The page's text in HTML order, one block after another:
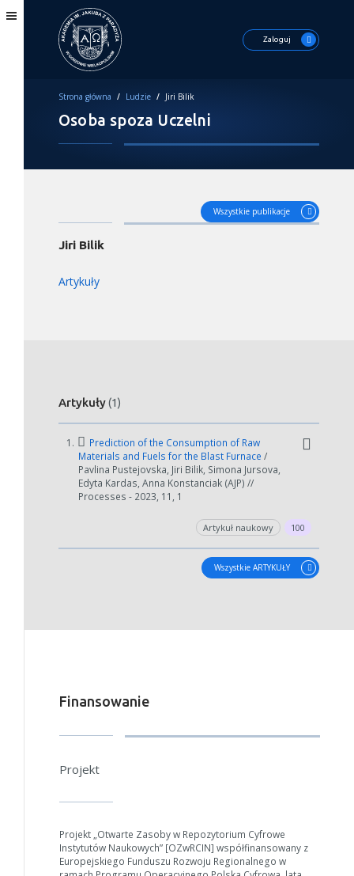
Zaloguj
Strona główna / Ludzie / Jiri Bilik
Osoba spoza Uczelni
Wszystkie publikacje
Jiri Bilik
Artykuły
Artykuły(1)
1.
Prediction of the Consumption of Raw
Materials and Fuels for the Blast Furnace /
Pavlina Pustejovska, Jiri Bilik, Simona Jursova,
Edyta Kardas, Anna Konstanciak (AJP) //
Processes - 2023, 11, 1
Artykuł naukowy 100
Wszystkie ARTYKUŁY
Finansowanie
Projekt
Projekt „Otwarte Zasoby w Repozytorium Cyfrowe
Instytutów Naukowych” [OZwRCIN] współfinansowany z
Europejskiego Funduszu Rozwoju Regionalnego w